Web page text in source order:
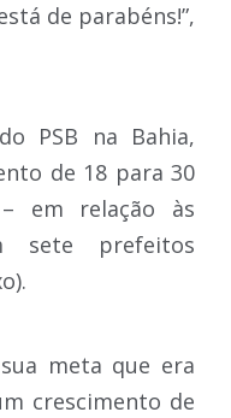
de parabéns!”,
PSB na Bahia,
de 18 para 30
em relação às
sete prefeitos
meta que era
crescimento de